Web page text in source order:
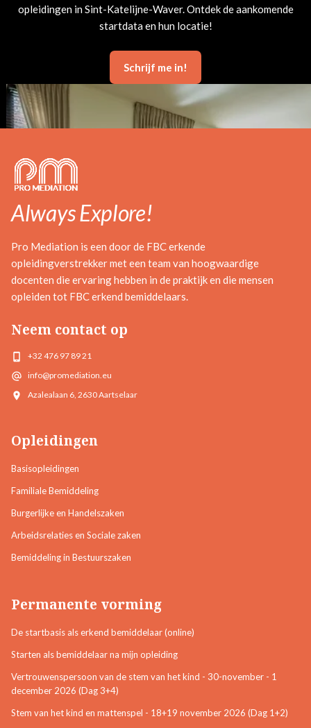
opleidingen in Sint-Katelijne-Waver. Ontdek de aankomende
startdata en hun locatie!
Schrijf me in!
Always Explore!
Pro Mediation is een door de FBC erkende
opleidingverstrekker met een team van hoogwaardige
docenten die ervaring hebben in de praktijk en die mensen
opleiden tot FBC erkend bemiddelaars.
Neem contact op
+32 476 97 89 21
info@promediation.eu
Azalealaan 6, 2630 Aartselaar
Opleidingen
Basisopleidingen
Familiale Bemiddeling
Burgerlijke en Handelszaken
Arbeidsrelaties en Sociale zaken
Bemiddeling in Bestuurszaken
Permanente vorming
De startbasis als erkend bemiddelaar (online)
Starten als bemiddelaar na mijn opleiding
Vertrouwenspersoon van de stem van het kind - 30-november - 1
december 2026 (Dag 3+4)
Stem van het kind en mattenspel - 18+19 november 2026 (Dag 1+2)